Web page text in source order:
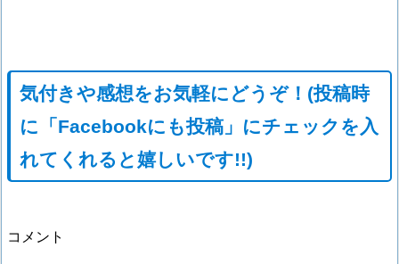
気付きや感想をお気軽にどうぞ！(投稿時
に「Facebookにも投稿」にチェックを入
れてくれると嬉しいです!!)
コメント